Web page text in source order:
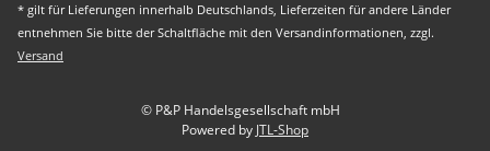
* gilt für Lieferungen innerhalb Deutschlands, Lieferzeiten für andere Länder
entnehmen Sie bitte der Schaltfläche mit den Versandinformationen, zzgl.
Versand
© P&P Handelsgesellschaft mbH
Powered by JTL-Shop